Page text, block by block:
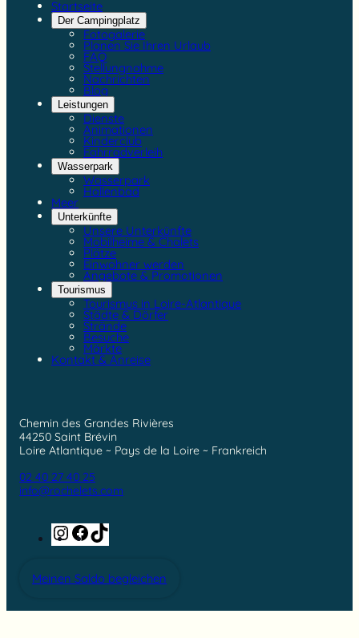
Startseite
Der Campingplatz
Fotogalerie
Planen Sie Ihren Urlaub
FAQ
Stellungnahme
Nachrichten
Blog
Leistungen
Dienste
Animationen
Kinderclub
Fahrradverleih
Wasserpark
Wasserpark
Hallenbad
Meer
Unterkünfte
Unsere Unterkünfte
Mobilheime & Chalets
Plätze
Einwohner werden
Angebote & Promotionen
Tourismus
Tourismus in Loire-Atlantique
Städte & Dörfer
Strände
Besuche
Märkte
Kontakt & Anreise
Chemin des Grandes Rivières
44250 Saint Brévin
Loire Atlantique ~ Pays de la Loire ~ Frankreich
02 40 27 40 25
info@rochelets.com
Instagram
Facebook
Meinen Saldo begleichen